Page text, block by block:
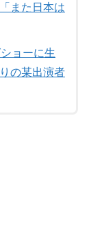
また日本は
ョーに生
の某出演者